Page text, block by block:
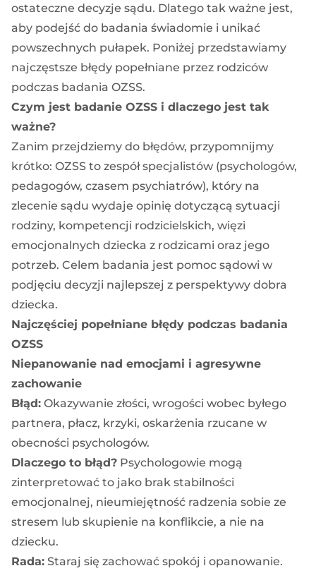
ostateczne decyzje sądu. Dlatego tak ważne jest,
aby podejść do badania świadomie i unikać
powszechnych pułapek. Poniżej przedstawiamy
najczęstsze błędy popełniane przez rodziców
podczas badania OZSS.
Czym jest badanie OZSS i dlaczego jest tak
ważne?
Zanim przejdziemy do błędów, przypomnijmy
krótko: OZSS to zespół specjalistów (psychologów,
pedagogów, czasem psychiatrów), który na
zlecenie sądu wydaje opinię dotyczącą sytuacji
rodziny, kompetencji rodzicielskich, więzi
emocjonalnych dziecka z rodzicami oraz jego
potrzeb. Celem badania jest pomoc sądowi w
podjęciu decyzji najlepszej z perspektywy dobra
dziecka.
Najczęściej popełniane błędy podczas badania
OZSS
Niepanowanie nad emocjami i agresywne
zachowanie
Błąd: Okazywanie złości, wrogości wobec byłego
partnera, płacz, krzyki, oskarżenia rzucane w
obecności psychologów.
Dlaczego to błąd? Psychologowie mogą
zinterpretować to jako brak stabilności
emocjonalnej, nieumiejętność radzenia sobie ze
stresem lub skupienie na konflikcie, a nie na
dziecku.
Rada: Staraj się zachować spokój i opanowanie.